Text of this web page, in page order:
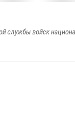
службы войск